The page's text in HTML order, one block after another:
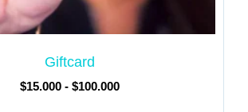
Giftcard
$15.000 - $100.000